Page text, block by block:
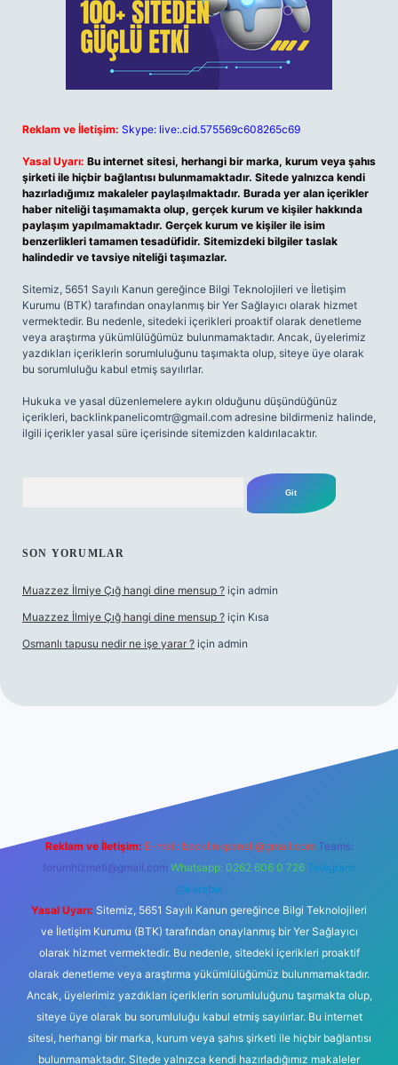
Reklam ve İletişim: Skype: live:.cid.575569c608265c69
Yasal Uyarı: Bu internet sitesi, herhangi bir marka, kurum veya şahıs
şirketi ile hiçbir bağlantısı bulunmamaktadır. Sitede yalnızca kendi
hazırladığımız makaleler paylaşılmaktadır. Burada yer alan içerikler
haber niteliği taşımamakta olup, gerçek kurum ve kişiler hakkında
paylaşım yapılmamaktadır. Gerçek kurum ve kişiler ile isim
benzerlikleri tamamen tesadüfidir. Sitemizdeki bilgiler taslak
halindedir ve tavsiye niteliği taşımazlar.
Sitemiz, 5651 Sayılı Kanun gereğince Bilgi Teknolojileri ve İletişim
Kurumu (BTK) tarafından onaylanmış bir Yer Sağlayıcı olarak hizmet
vermektedir. Bu nedenle, sitedeki içerikleri proaktif olarak denetleme
veya araştırma yükümlülüğümüz bulunmamaktadır. Ancak, üyelerimiz
yazdıkları içeriklerin sorumluluğunu taşımakta olup, siteye üye olarak
bu sorumluluğu kabul etmiş sayılırlar.
Hukuka ve yasal düzenlemelere aykırı olduğunu düşündüğünüz
içerikleri, backlinkpanelicomtr@gmail.com adresine bildirmeniz halinde,
ilgili içerikler yasal süre içerisinde sitemizden kaldırılacaktır.
SON YORUMLAR
Muazzez İlmiye Çığ hangi dine mensup ? için admin
Muazzez İlmiye Çığ hangi dine mensup ? için Kısa
Osmanlı tapusu nedir ne işe yarar ? için admin
Reklam ve İletişim: E-mail: backlinkpaneli@gmail.com Teams:
forumhizmeti@gmail.com Whatsapp: 0262 606 0 726 Telegram:
@karabul
Yasal Uyarı: Sitemiz, 5651 Sayılı Kanun gereğince Bilgi Teknolojileri
ve İletişim Kurumu (BTK) tarafından onaylanmış bir Yer Sağlayıcı
olarak hizmet vermektedir. Bu nedenle, sitedeki içerikleri proaktif
olarak denetleme veya araştırma yükümlülüğümüz bulunmamaktadır.
Ancak, üyelerimiz yazdıkları içeriklerin sorumluluğunu taşımakta olup,
siteye üye olarak bu sorumluluğu kabul etmiş sayılırlar. Bu internet
sitesi, herhangi bir marka, kurum veya şahıs şirketi ile hiçbir bağlantısı
bulunmamaktadır. Sitede yalnızca kendi hazırladığımız makaleler